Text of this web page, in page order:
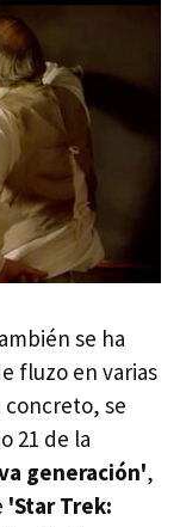
se ha
fluzo en varias
concreto, se
21 de la
generación',
'Star Trek: